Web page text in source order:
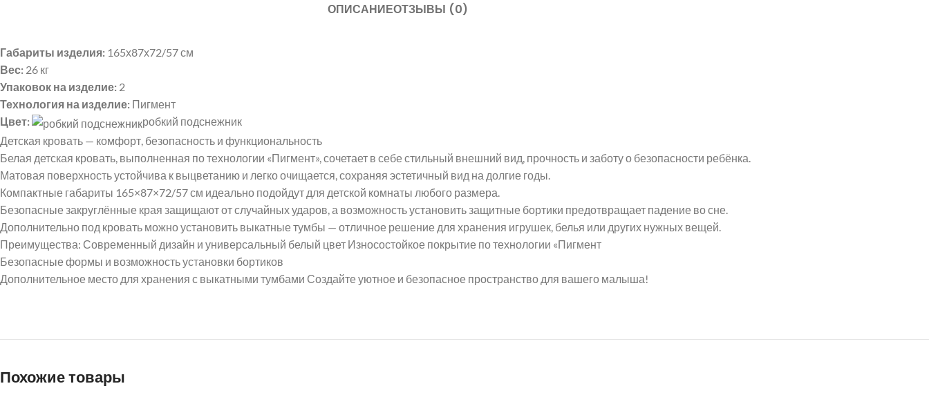
ОПИСАНИЕОТЗЫВЫ (0)
Габариты изделия: 165х87х72/57 см
Вес: 26 кг
Упаковок на изделие: 2
Технология на изделие: Пигмент
Цвет:
робкий подснежник
Детская кровать — комфорт, безопасность и функциональность
Белая детская кровать, выполненная по технологии «Пигмент», сочетает в себе стильный внешний вид, прочность и заботу о безопасности ребёнка.
Матовая поверхность устойчива к выцветанию и легко очищается, сохраняя эстетичный вид на долгие годы.
Компактные габариты 165×87×72/57 см идеально подойдут для детской комнаты любого размера.
Безопасные закруглённые края защищают от случайных ударов, а возможность установить защитные бортики предотвращает падение во сне.
Дополнительно под кровать можно установить выкатные тумбы — отличное решение для хранения игрушек, белья или других нужных вещей.
Преимущества: Современный дизайн и универсальный белый цвет Износостойкое покрытие по технологии «Пигмент
Безопасные формы и возможность установки бортиков
Дополнительное место для хранения с выкатными тумбами Создайте уютное и безопасное пространство для вашего малыша!
Похожие товары